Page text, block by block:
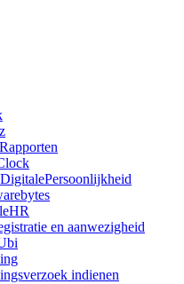
en aanwezigheid
indienen